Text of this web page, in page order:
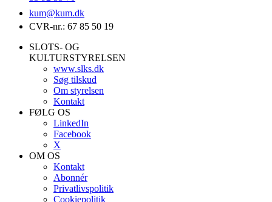
kum@kum.dk
CVR-nr.: 67 85 50 19
SLOTS- OG
KULTURSTYRELSEN
www.slks.dk
Søg tilskud
Om styrelsen
Kontakt
FØLG OS
LinkedIn
Facebook
X
OM OS
Kontakt
Abonnér
Privatlivspolitik
Cookiepolitik